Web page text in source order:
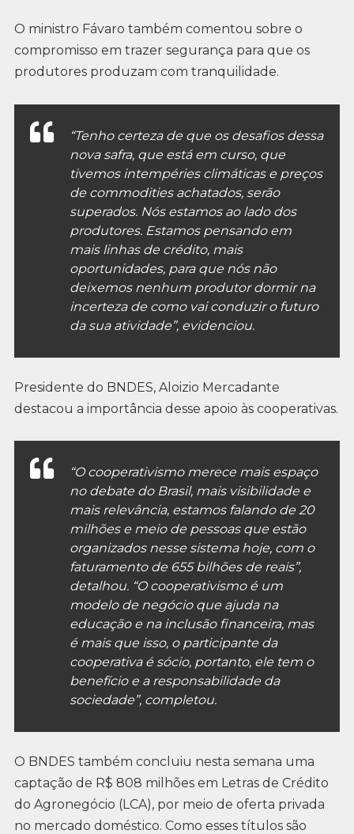
O ministro Fávaro também comentou sobre o
compromisso em trazer segurança para que os
produtores produzam com tranquilidade.
“Tenho certeza de que os desafios dessa
nova safra, que está em curso, que
tivemos intempéries climáticas e preços
de commodities achatados, serão
superados. Nós estamos ao lado dos
produtores. Estamos pensando em
mais linhas de crédito, mais
oportunidades, para que nós não
deixemos nenhum produtor dormir na
incerteza de como vai conduzir o futuro
da sua atividade”, evidenciou.
Presidente do BNDES, Aloizio Mercadante
destacou a importância desse apoio às cooperativas.
“O cooperativismo merece mais espaço
no debate do Brasil, mais visibilidade e
mais relevância, estamos falando de 20
milhões e meio de pessoas que estão
organizados nesse sistema hoje, com o
faturamento de 655 bilhões de reais”,
detalhou. “O cooperativismo é um
modelo de negócio que ajuda na
educação e na inclusão financeira, mas
é mais que isso, o participante da
cooperativa é sócio, portanto, ele tem o
benefício e a responsabilidade da
sociedade”, completou.
O BNDES também concluiu nesta semana uma
captação de R$ 808 milhões em Letras de Crédito
do Agronegócio (LCA), por meio de oferta privada
no mercado doméstico. Como esses títulos são